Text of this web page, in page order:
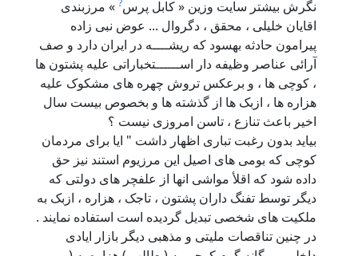
نگرش بيشتر سايت وزين « کابل پرس » مرزبندی
اقايان خليلی ، محقق ، دگروال ... عوض نبی زاده
پيرامون حادثه بهسود که ريشــــه در ايران دارد و صف
آرائی عناصر وظيفه دار اســــــتخباراتی عليه پشتون ها
، کوچی ها ، و برعکس تروش چهره های مشکوک عليه
هزاره ها ، ازبک ها از گذشته ها و بخصوص بيست سال
اخير باعث تنازع ، تاسن امروزی نيست ؟
بيايد بدون رغبت تباری اظهار داشت " ايا برای مردمان
کوچی که بومی های اصيل اين مرزيوم استند نيز حق
داده شود که اقلأ مواشی انها از علفچر های دولتی که
ديگر توسط تفنگ داران پشتون ، تاجک ، هزاره ، ازبک به
ملکيت های شخصی تبديل گرديده است استفاده نمايند .
در چنين تناقصات مليتی و مذهبی ديگر بازار ايادی